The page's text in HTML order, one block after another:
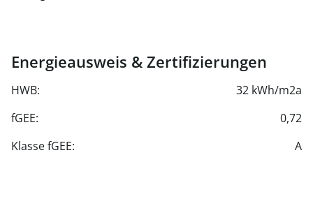
Energieausweis & Zertifizierungen
HWB:
32 kWh/m2a
fGEE:
0,72
Klasse fGEE:
A